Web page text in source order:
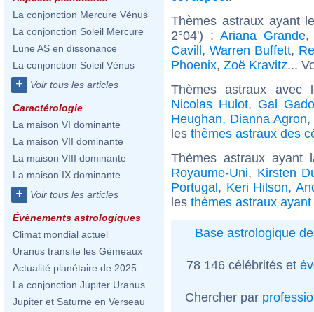
La conjonction Mercure Vénus
La conjonction Soleil Mercure
Lune AS en dissonance
La conjonction Soleil Vénus
+ Voir tous les articles
Caractérologie
La maison VI dominante
La maison VII dominante
La maison VIII dominante
La maison IX dominante
+ Voir tous les articles
Évènements astrologiques
Climat mondial actuel
Uranus transite les Gémeaux
Actualité planétaire de 2025
La conjonction Jupiter Uranus
Jupiter et Saturne en Verseau
Thèmes astraux ayant
2°04') :Ariana Grande
Cavill, Warren Buffett,
Phoenix, Zoë Kravitz...
Thèmes astraux
Nicolas Hulot, Gal
Heughan, Dianna Agron,
les thèmes astraux des
Thèmes astraux
Royaume-Uni, Kirsten
Portugal, Keri Hilson,
les thèmes astraux
Base astrologique
78 146 célébrités et
Chercher par